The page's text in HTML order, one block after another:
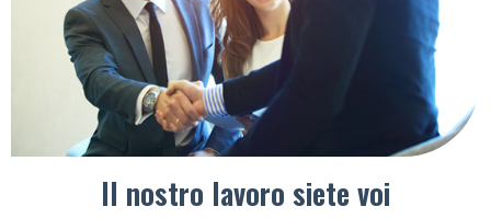
Il nostro lavoro siete voi